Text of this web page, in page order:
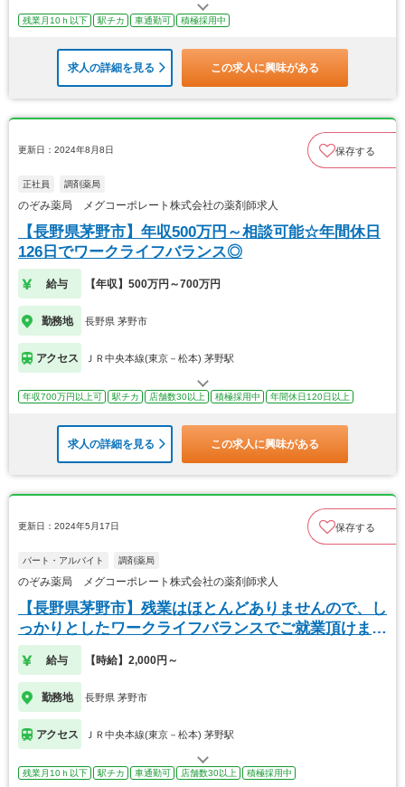
残業月10ｈ以下 駅チカ 車通勤可 積極採用中
求人の詳細を見る この求人に興味がある
更新日：2024年8月8日 保存する
正社員 調剤薬局
のぞみ薬局 メグコーポレート株式会社の薬剤師求人
【長野県茅野市】年収500万円～相談可能☆年間休日
126日でワークライフバランス◎
給与 【年収】500万円～700万円
勤務地 長野県 茅野市
アクセス ＪＲ中央本線(東京－松本) 茅野駅
年収700万円以上可 駅チカ 店舗数30以上 積極採用中 年間休日120日以上
求人の詳細を見る この求人に興味がある
更新日：2024年5月17日 保存する
パート・アルバイト 調剤薬局
のぞみ薬局 メグコーポレート株式会社の薬剤師求人
【長野県茅野市】残業はほとんどありませんので、し
っかりとしたワークライフバランスでご就業頂けま
す。
給与 【時給】2,000円～
勤務地 長野県 茅野市
アクセス ＪＲ中央本線(東京－松本) 茅野駅
残業月10ｈ以下 駅チカ 車通勤可 店舗数30以上 積極採用中